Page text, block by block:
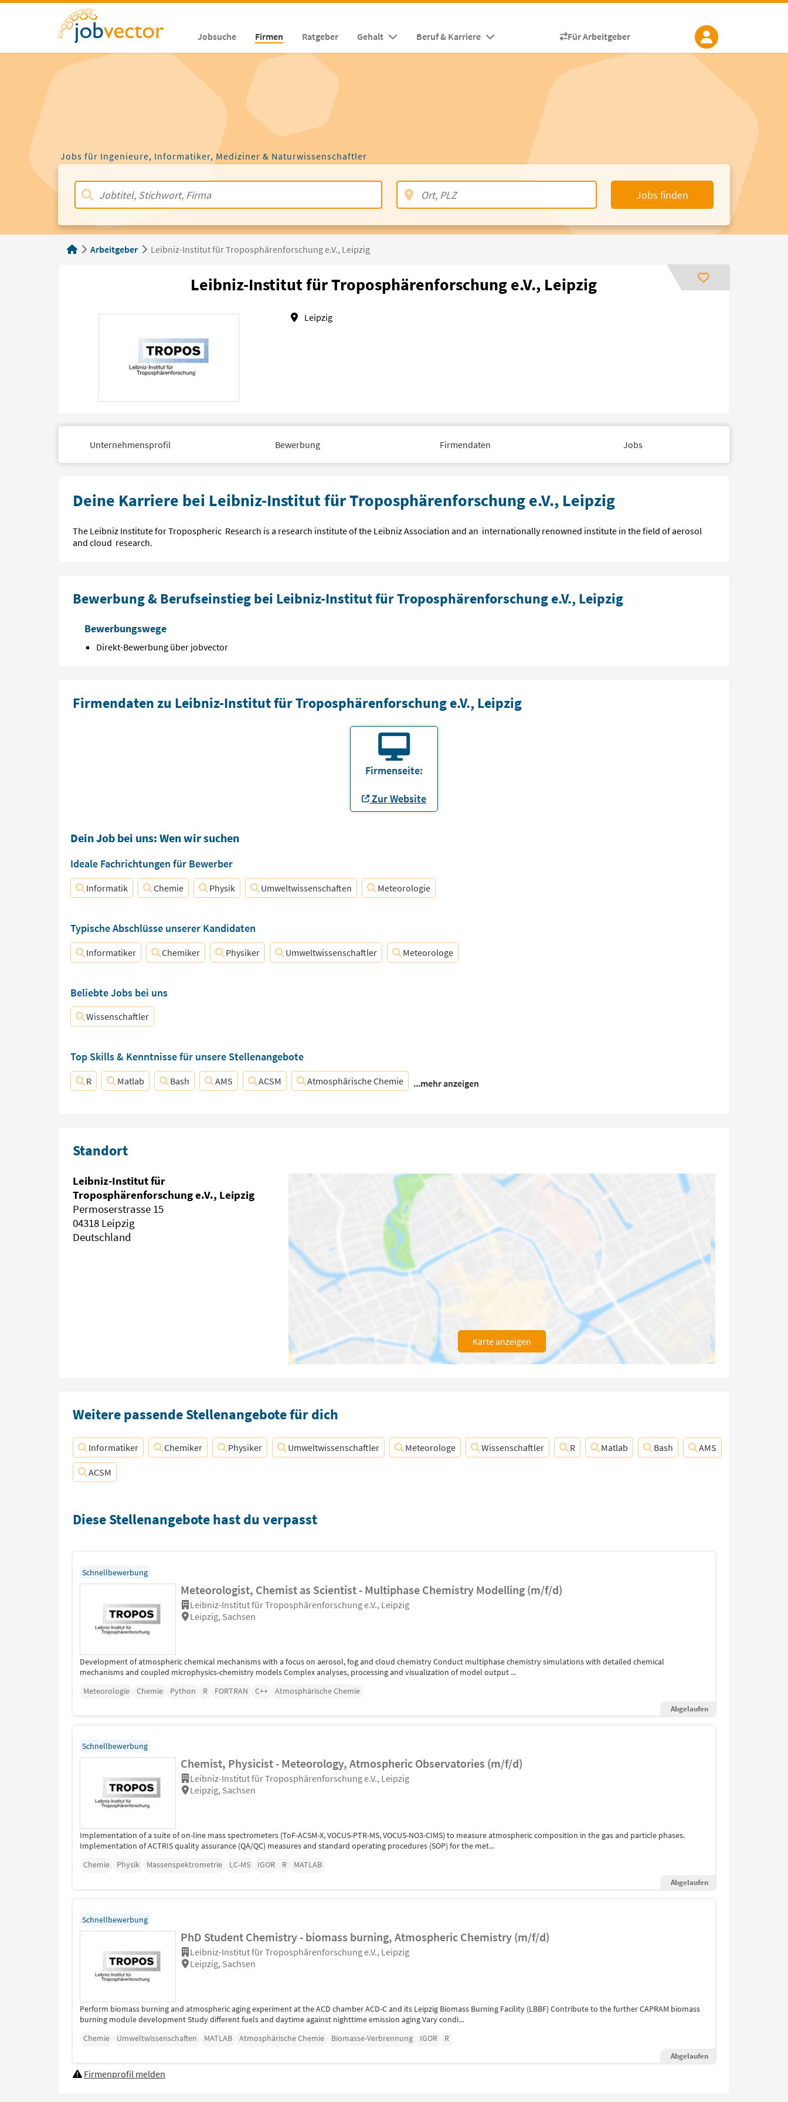
Jobsuche Firmen Ratgeber Gehalt Beruf & Karriere Für Arbeitgeber
Jobs für Ingenieure, Informatiker, Mediziner & Naturwissenschaftler
Jobs finden
Arbeitgeber Leibniz-Institut für Troposphärenforschung e.V., Leipzig
Leibniz-Institut für Troposphärenforschung e.V., Leipzig
Leipzig
Unternehmensprofil Bewerbung Firmendaten Jobs
Deine Karriere bei Leibniz-Institut für Troposphärenforschung e.V., Leipzig
The Leibniz Institute for Tropospheric Research is a research institute of the Leibniz Association and an internationally renowned institute in the field of aerosol
and cloud research.
Bewerbung & Berufseinstieg bei Leibniz-Institut für Troposphärenforschung e.V., Leipzig
Bewerbungswege
Direkt-Bewerbung über jobvector
Firmendaten zu Leibniz-Institut für Troposphärenforschung e.V., Leipzig
Firmenseite:
Zur Website
Dein Job bei uns: Wen wir suchen
Ideale Fachrichtungen für Bewerber
Informatik Chemie Physik Umweltwissenschaften Meteorologie
Typische Abschlüsse unserer Kandidaten
Informatiker Chemiker Physiker Umweltwissenschaftler Meteorologe
Beliebte Jobs bei uns
Wissenschaftler
Top Skills & Kenntnisse für unsere Stellenangebote
R Matlab Bash AMS ACSM Atmosphärische Chemie ...mehr anzeigen
Standort
Leibniz-Institut für
Troposphärenforschung e.V., Leipzig
Permoserstrasse 15
04318 Leipzig
Deutschland
Karte anzeigen
Weitere passende Stellenangebote für dich
Informatiker Chemiker Physiker Umweltwissenschaftler Meteorologe Wissenschaftler R Matlab Bash AMS
ACSM
Diese Stellenangebote hast du verpasst
Schnellbewerbung
Meteorologist, Chemist as Scientist - Multiphase Chemistry Modelling (m/f/d)
Leibniz-Institut für Troposphärenforschung e.V., Leipzig
Leipzig, Sachsen
Development of atmospheric chemical mechanisms with a focus on aerosol, fog and cloud chemistry Conduct multiphase chemistry simulations with detailed chemical
mechanisms and coupled microphysics-chemistry models Complex analyses, processing and visualization of model output ...
Meteorologie
Chemie Python R FORTRAN C++ Atmosphärische Chemie
Abgelaufen
Schnellbewerbung
Chemist, Physicist - Meteorology, Atmospheric Observatories (m/f/d)
Leibniz-Institut für Troposphärenforschung e.V., Leipzig
Leipzig, Sachsen
Implementation of a suite of on-line mass spectrometers (ToF-ACSM-X, VOCUS-PTR-MS, VOCUS-NO3-CIMS) to measure atmospheric composition in the gas and particle phases.
Implementation of ACTRIS quality assurance (QA/QC) measures and standard operating procedures (SOP) for the met...
Chemie
Physik Massenspektrometrie LC-MS IGOR R MATLAB
Abgelaufen
Schnellbewerbung
PhD Student Chemistry - biomass burning, Atmospheric Chemistry (m/f/d)
Leibniz-Institut für Troposphärenforschung e.V., Leipzig
Leipzig, Sachsen
Perform biomass burning and atmospheric aging experiment at the ACD chamber ACD-C and its Leipzig Biomass Burning Facility (LBBF) Contribute to the further CAPRAM biomass
burning module development Study different fuels and daytime against nighttime emission aging Vary condi...
Chemie
Umweltwissenschaften MATLAB Atmosphärische Chemie Biomasse-Verbrennung IGOR R
Abgelaufen
Firmenprofil melden